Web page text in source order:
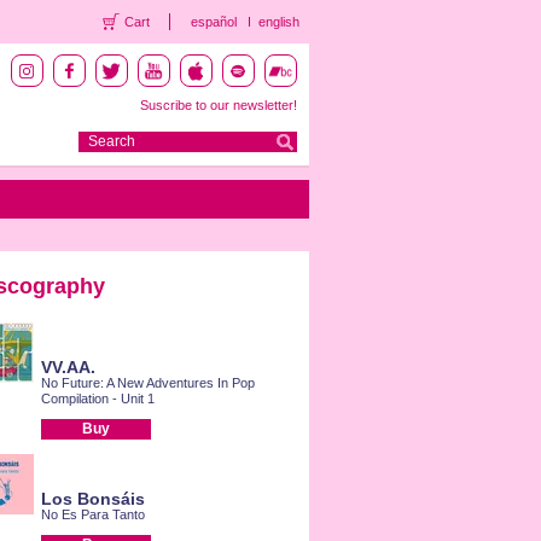
Cart español english
Suscribe to our newsletter!
VV.AA.
No Future: A New Adventures In Pop
Compilation - Unit 1
Buy
Los Bonsáis
No Es Para Tanto